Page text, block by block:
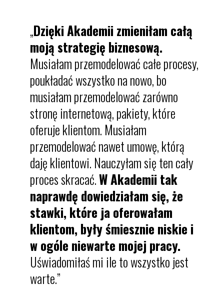
„Dzięki Akademii zmieniłam całą
moją strategię biznesową.
Musiałam przemodelować całe procesy,
poukładać wszystko na nowo, bo
musiałam przemodelować zarówno
stronę internetową, pakiety, które
oferuje klientom. Musiałam
przemodelować nawet umowę, którą
daję klientowi. Nauczyłam się ten cały
proces skracać.W Akademii tak
naprawdę dowiedziałam się, że
stawki, które ja oferowałam
klientom, były śmiesznie niskie i
w ogóle niewarte mojej pracy.
Uświadomiłaś mi ile to wszystko jest
warte.”